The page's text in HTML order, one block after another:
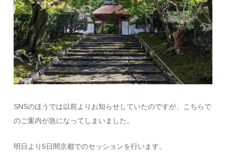
SNSのほうでは以前よりお知らせしていたのですが、こちらで
のご案内が急になってしまいました。
明日より5日間京都でのセッションを行います。